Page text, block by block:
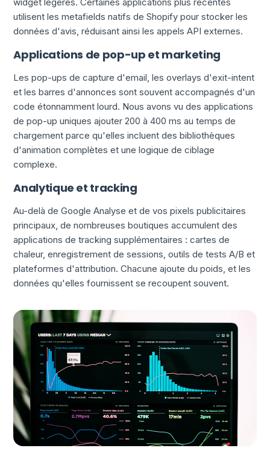
utilisent les metafields natifs de Shopify pour stocker les
données d'avis, réduisant ainsi les appels API externes.
Applications de pop-up et marketing
Les pop-ups de capture d'email, les overlays d'exit-intent
et les barres d'annonces sont souvent accompagnés d'un
code étonnamment lourd. Nous avons vu des applications
de pop-up uniques ajouter 200 à 400 ms au temps de
chargement parce qu'elles incluent des bibliothèques
d'animation complètes et une logique de ciblage
complexe.
Analytique et tracking
Au-delà de Google Analyse et de vos pixels publicitaires
principaux, de nombreuses boutiques accumulent des
applications de tracking supplémentaires : cartes de
chaleur, enregistrement de sessions, outils de tests A/B et
plateformes d'attribution. Chacune ajoute du poids, et les
données qu'elles fournissent se recoupent souvent.